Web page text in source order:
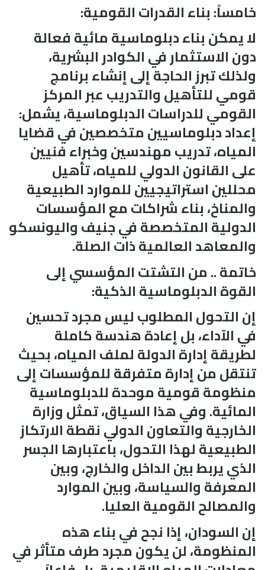
خامساً: بناء القدرات القومية:
لا يمكن بناء دبلوماسية مائية فعالة
دون الاستثمار في الكوادر البشرية،
ولذلك تبرز الحاجة إلى إنشاء برنامج
قومي للتأهيل والتدريب عبر المركز
القومي للدراسات الدبلوماسية، يشمل:
إعداد دبلوماسيين متخصصين في قضايا
المياه، تدريب مهندسين وخبراء فنيين
على القانون الدولي للمياه، تأهيل
محللين استراتيجيين للموارد الطبيعية
والمناخ، بناء شراكات مع المؤسسات
الدولية المتخصصة في جنيف واليونسكو
والمعاهد العالمية ذات الصلة.
خاتمة .. من التشتت المؤسسي إلى
القوة الدبلوماسية الذكية:
إن التحول المطلوب ليس مجرد تحسين
في الآداء، بل إعادة هندسة كاملة
لطريقة إدارة الدولة لملف المياه، بحيث
تنتقل من إدارة متفرقة للمؤسسات إلى
منظومة قومية موحدة للدبلوماسية
المائية. وفي هذا السياق، تمثل وزارة
الخارجية والتعاون الدولي نقطة الارتكاز
الطبيعية لهذا التحول، باعتبارها الجسر
الذي يربط بين الداخل والخارج، وبين
المعرفة والسياسة، وبين الموارد
والمصالح القومية العليا.
إن السودان، إذا نجح في بناء هذه
المنظومة، لن يكون مجرد طرف متأثر في